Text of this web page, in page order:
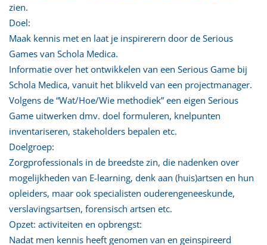
zien.
Doel:
Maak kennis met en laat je inspirerern door de Serious
Games van Schola Medica.
Informatie over het ontwikkelen van een Serious Game bij
Schola Medica, vanuit het blikveld van een projectmanager.
Volgens de “Wat/Hoe/Wie methodiek” een eigen Serious
Game uitwerken dmv. doel formuleren, knelpunten
inventariseren, stakeholders bepalen etc.
Doelgroep:
Zorgprofessionals in de breedste zin, die nadenken over
mogelijkheden van E-learning, denk aan (huis)artsen en hun
opleiders, maar ook specialisten ouderengeneeskunde,
verslavingsartsen, forensisch artsen etc.
Opzet: activiteiten en opbrengst:
Nadat men kennis heeft genomen van en geinspireerd